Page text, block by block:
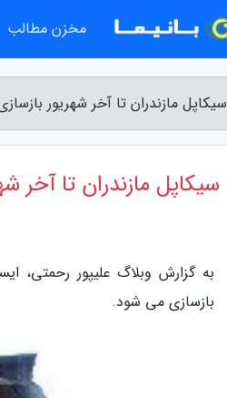
سیکاپل مازندران تا آخر شهریور
سیکاپل مازندران تا آخر
به گزارش وبلاگ علیپور رحمتی،
بازسازی می شود.
مخزن مطالب